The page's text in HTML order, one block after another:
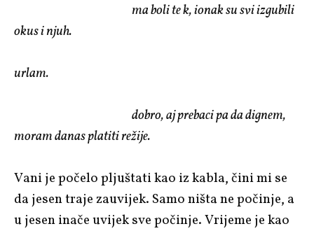
ma boli te k, ionak su svi izgubili
okus i njuh.
urlam.
dobro, aj prebaci pa da dignem,
moram danas platiti režije.
Vani je počelo pljuštati kao iz kabla, čini mi se
da jesen traje zauvijek. Samo ništa ne počinje, a
u jesen inače uvijek sve počinje. Vrijeme je kao